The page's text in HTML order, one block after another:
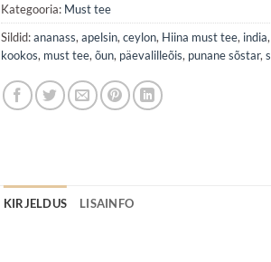
Kategooria: Must tee
Sildid:ananass, apelsin, ceylon, Hiina must tee, india,
kookos, must tee, õun, päevalilleõis, punane sõstar,
KIRJELDUS LISAINFO